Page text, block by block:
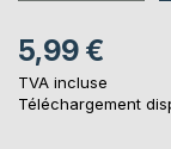
5,99 €
TVA incluse
Téléchargement